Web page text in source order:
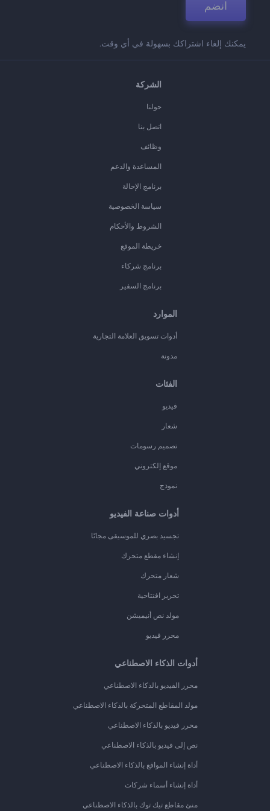
انضم
يمكنك إلغاء اشتراكك بسهولة في أي وقت.
الشركة
حولنا
اتصل بنا
وظائف
المساعدة والدعم
برنامج الإحالة
سياسة الخصوصية
الشروط والأحكام
خريطة الموقع
برنامج شركاء
برنامج السفير
الموارد
أدوات تسويق العلامة التجارية
مدونة
الفئات
فيديو
شعار
تصميم رسومات
موقع إلكتروني
نموذج
أدوات صناعة الفيديو
تجسيد بصري للموسيقى مجانًا
إنشاء مقطع متحرك
شعار متحرك
تحرير افتتاحية
مولد نص أنيميشن
محرر فيديو
أدوات الذكاء الاصطناعي
محرر الفيديو بالذكاء الاصطناعي
مولد المقاطع المتحركة بالذكاء الاصطناعي
محرر فيديو بالذكاء الاصطناعي
نص إلى فيديو بالذكاء الاصطناعي
أداة إنشاء المواقع بالذكاء الاصطناعي
أداة إنشاء أسماء شركات
منئ مقاطع تيك توك بالذكاء الاصطناعي